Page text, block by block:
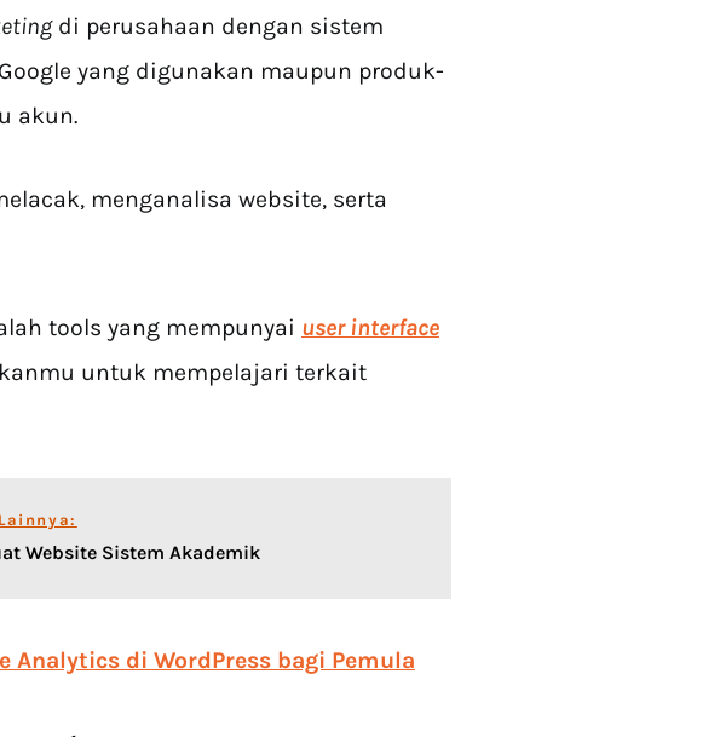
di perusahaan dengan sistem
yang digunakan maupun produk-
akun.
menganalisa website, serta
tools yang mempunyai user interface
untuk mempelajari terkait
Website Sistem Akademik
Analytics di WordPress bagi Pemula